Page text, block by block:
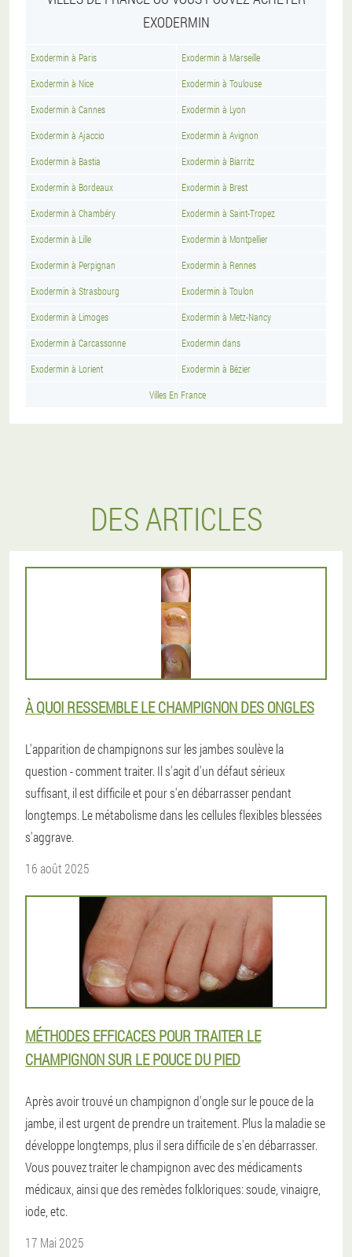
EXODERMIN
Exodermin à Paris Exodermin à Marseille
Exodermin à Nice Exodermin à Toulouse
Exodermin à Cannes Exodermin à Lyon
Exodermin à Ajaccio Exodermin à Avignon
Exodermin à Bastia Exodermin à Biarritz
Exodermin à Bordeaux Exodermin à Brest
Exodermin à Chambéry Exodermin à Saint-Tropez
Exodermin à Lille Exodermin à Montpellier
Exodermin à Perpignan Exodermin à Rennes
Exodermin à Strasbourg Exodermin à Toulon
Exodermin à Limoges Exodermin à Metz-Nancy
Exodermin à Carcassonne Exodermin dans
Exodermin à Lorient Exodermin à Bézier
Villes En France
DES ARTICLES
À QUOI RESSEMBLE LE CHAMPIGNON DES ONGLES
L'apparition de champignons sur les jambes soulève la
question - comment traiter. Il s'agit d'un défaut sérieux
suffisant, il est difficile et pour s'en débarrasser pendant
longtemps. Le métabolisme dans les cellules flexibles blessées
s'aggrave.
16 août 2025
MÉTHODES EFFICACES POUR TRAITER LE
CHAMPIGNON SUR LE POUCE DU PIED
Après avoir trouvé un champignon d'ongle sur le pouce de la
jambe, il est urgent de prendre un traitement. Plus la maladie se
développe longtemps, plus il sera difficile de s'en débarrasser.
Vous pouvez traiter le champignon avec des médicaments
médicaux, ainsi que des remèdes folkloriques: soude, vinaigre,
iode, etc.
17 Mai 2025